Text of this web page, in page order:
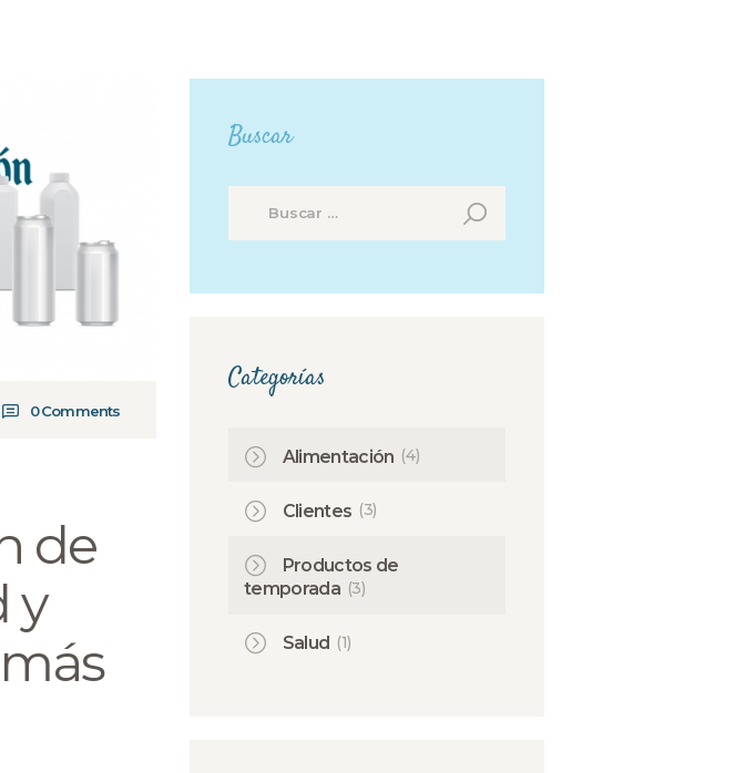
0 Comments
de
y
Buscar
Categorías
Alimentación (4)
Clientes (3)
Productos de
temporada (3)
Salud (1)